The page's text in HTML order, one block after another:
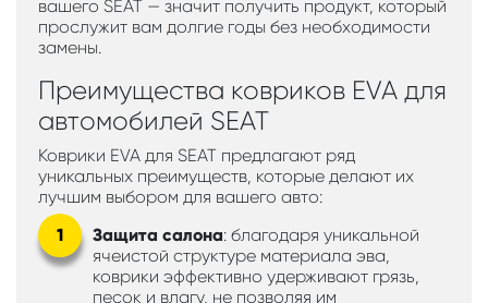
вашего SEAT — значит получить продукт, который
прослужит вам долгие годы без необходимости
замены.
Преимущества ковриков EVA для
автомобилей SEAT
Коврики EVA для SEAT предлагают ряд
уникальных преимуществ, которые делают их
лучшим выбором для вашего авто:
Защита салона: благодаря уникальной
ячеистой структуре материала эва,
коврики эффективно удерживают грязь,
песок и влагу, не позволяя им